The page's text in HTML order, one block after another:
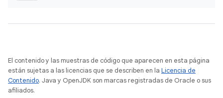
El contenido y las muestras de código que aparecen en esta página
están sujetas a las licencias que se describen en la Licencia de
Contenido. Java y OpenJDK son marcas registradas de Oracle o sus
afiliados.